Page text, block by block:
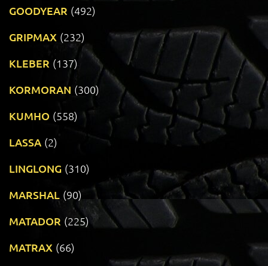
GOODYEAR (492)
GRIPMAX (232)
KLEBER (137)
KORMORAN (300)
KUMHO (558)
LASSA (2)
LINGLONG (310)
MARSHAL (90)
MATADOR (225)
MATRAX (66)